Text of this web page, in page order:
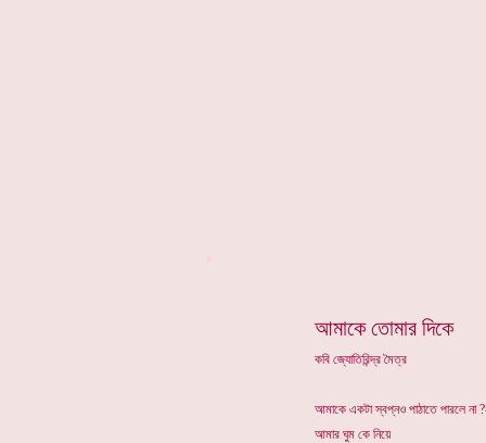
আমাকে তোমার দিকে
কবি জ্যোতিরিন্দ্র মৈত্র
আমাকে একটা স্বপ্নও পাঠাতে পারলে না
আমার ঘুম কে নিয়ে